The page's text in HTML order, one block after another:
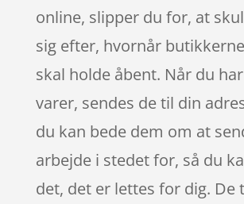
online, slipper du for, at
sig efter, hvornår
skal holde åbent. Når du
varer, sendes de til din
du kan bede dem om at
arbejde i stedet for, så du
det, det er lettes for dig. De